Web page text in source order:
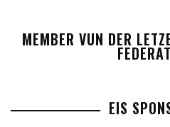
MEMBER VUN DER
EIS